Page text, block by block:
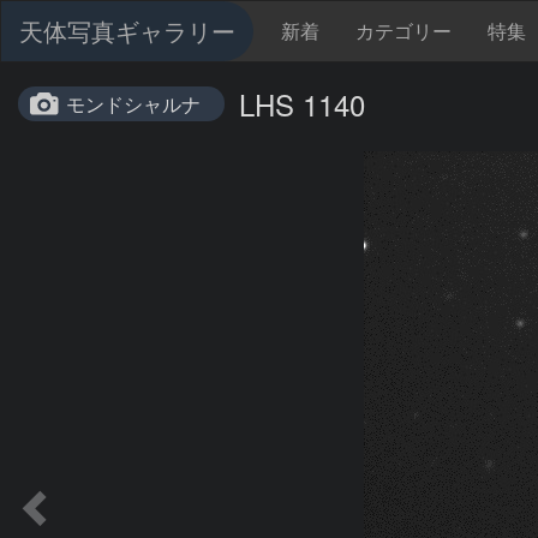
天体写真ギャラリー 新着 カテゴリー 特集
モンドシャルナ LHS 1140